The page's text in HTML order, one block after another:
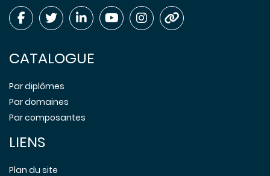
CATALOGUE
Par diplômes
Par domaines
Par composantes
LIENS
Plan du site